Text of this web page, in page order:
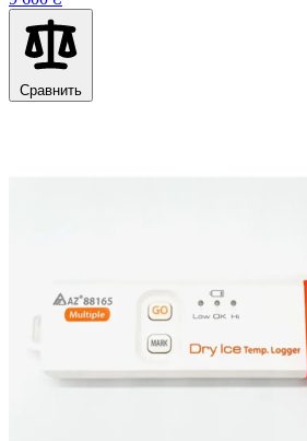
Сравнить